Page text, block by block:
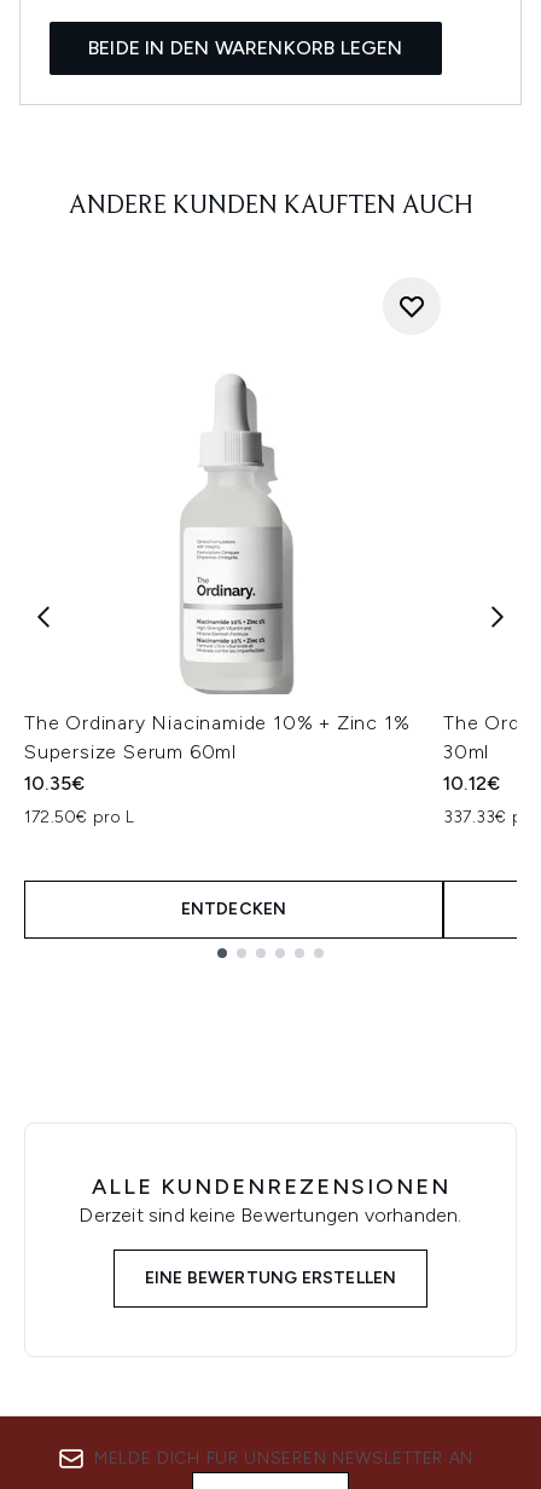
BEIDE IN DEN WARENKORB LEGEN
ANDERE KUNDEN KAUFTEN AUCH
The Ordinary Niacinamide 10% + Zinc 1%
Supersize Serum 60ml
10.35€
172.50€ pro L
ENTDECKEN
The
30ml
10.12€
337.33€
ALLE KUNDENREZENSIONEN
Derzeit sind keine Bewertungen vorhanden.
EINE BEWERTUNG ERSTELLEN
MELDE DICH FÜR UNSEREN NEWSLETTER AN